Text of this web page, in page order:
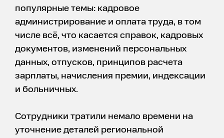
популярные темы: кадровое
администрирование и оплата труда, в том
числе всё, что касается справок, кадровых
документов, изменений персональных
данных, отпусков, принципов расчета
зарплаты, начисления премии, индексации
и больничных.
Сотрудники тратили немало времени на
уточнение деталей региональной